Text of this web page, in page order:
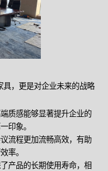
具，更是对企业未来的战略
质感能够显著提升企业的
印象。
流程更加流畅高效，有助
率。
产品的长期使用寿命，相